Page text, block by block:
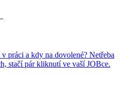
práci a kdy na dovolené? Netřeba
stačí pár kliknutí ve vaší JOBce.